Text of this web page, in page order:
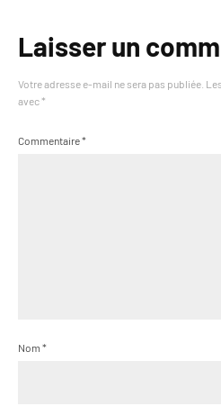
Laisser un
Votre adresse e-mail ne sera pas publiée.
avec *
Commentaire*
Nom *